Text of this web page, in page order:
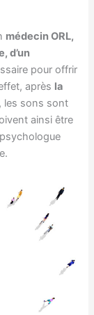
médecin ORL,
d’un
pour offrir
après la
les sons sont
ainsi être